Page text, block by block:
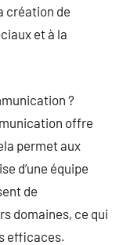
création de
et à la
?
offre
permet aux
d’une équipe
de
domaines, ce qui
efficaces.